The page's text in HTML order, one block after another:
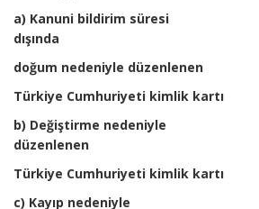
a) Kanuni bildirim süresi
dışında
doğum nedeniyle düzenlenen
Türkiye Cumhuriyeti kimlik kartı
b) Değiştirme nedeniyle
düzenlenen
Türkiye Cumhuriyeti kimlik kartı
c) Kayıp nedeniyle